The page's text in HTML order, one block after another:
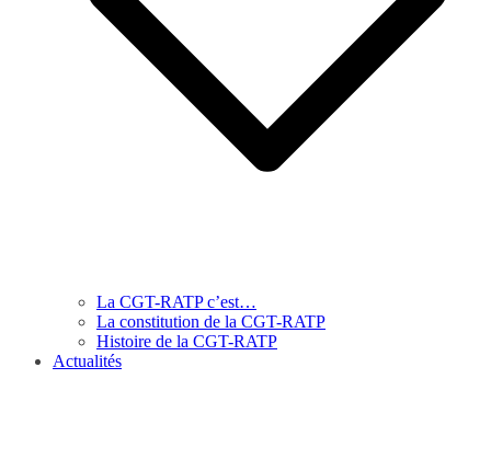
La CGT-RATP c’est…
La constitution de la CGT-RATP
Histoire de la CGT-RATP
Actualités